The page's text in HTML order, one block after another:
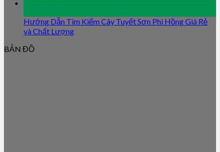
Hướng Dẫn Tìm Kiếm Cây Tuyết Sơn Phi Hồng Giá Rẻ
và Chất Lượng
BẢN ĐỒ